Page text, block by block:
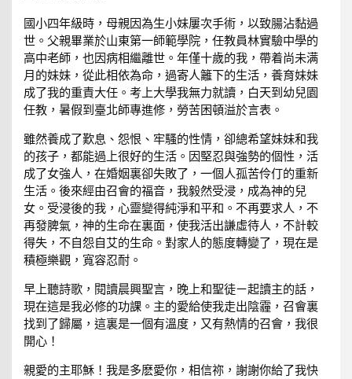
國小四年級時，母親因為生小妹屢次手術，以致腸沾黏過
世。父親畢業於山東第一師範學院，任教員林實驗中學的
高中老師，也因病相繼離世。年僅十歲的我，帶着尚未满
月的妹妹，從此相依為命，過寄人籬下的生活，養育妹妹
成了我的重責大任。考上大學我無力就讀，白天到幼兒園
任教，暑假到臺北師專進修，勞苦困頓溢於言表。
雖然養成了歎息、怨恨、牢騷的性情，卻總希望妹妹和我
的孩子，都能過上很好的生活。因堅忍與強勢的個性，活
成了女強人，在婚姻裏卻失敗了，一個人孤苦伶仃的重新
生活。後來經由召會的福音，我毅然受浸，成為神的兒
女。受浸後的我，心靈變得純淨和平和。不再要求人，不
再發脾氣，神的生命在裏面，使我活出謙虛待人，不計較
得失，不自怨自艾的生命。對家人的態度轉變了，現在是
積極樂觀，寬容忍耐。
早上聽詩歌，閱讀晨興聖言，晚上和聖徒ㄧ起讀主的話，
現在這是我必修的功課。主的愛給使我走出陰霾，召會裏
找到了歸屬，這裏是一個有溫度，又有熱情的召會，我很
開心！
親愛的主耶穌！我是多麽愛你，相信祢，謝謝你給了我快